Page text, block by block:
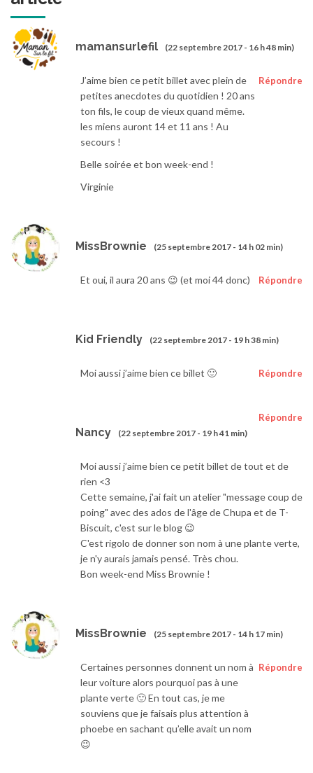
mamansurlefil (22 septembre 2017 - 16 h 48 min)
Répondre
J’aime bien ce petit billet avec plein de
petites anecdotes du quotidien ! 20 ans
ton fils, le coup de vieux quand même.
les miens auront 14 et 11 ans ! Au
secours !
Belle soirée et bon week-end !
Virginie
MissBrownie (25 septembre 2017 - 14 h 02 min)
Répondre
Et oui, il aura 20 ans 😉 (et moi 44 donc)
Kid Friendly (22 septembre 2017 - 19 h 38 min)
Répondre
Moi aussi j’aime bien ce billet 🙂
Nancy (22 septembre 2017 - 19 h 41 min)
Répondre
Moi aussi j’aime bien ce petit billet de tout et de
rien <3
Cette semaine, j'ai fait un atelier "message coup de
poing" avec des ados de l'âge de Chupa et de T-
Biscuit, c'est sur le blog 😉
C'est rigolo de donner son nom à une plante verte,
je n'y aurais jamais pensé. Très chou.
Bon week-end Miss Brownie !
MissBrownie (25 septembre 2017 - 14 h 17 min)
Répondre
Certaines personnes donnent un nom à
leur voiture alors pourquoi pas à une
plante verte 🙂 En tout cas, je me
souviens que je faisais plus attention à
phoebe en sachant qu’elle avait un nom
😉